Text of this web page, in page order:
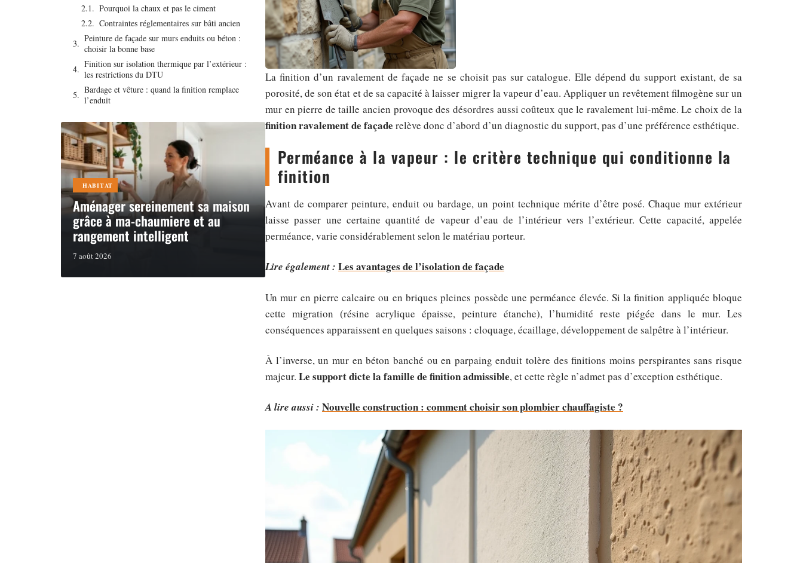
Pourquoi la chaux et pas le ciment
Contraintes réglementaires sur bâti ancien
Peinture de façade sur murs enduits ou béton :
choisir la bonne base
Finition sur isolation thermique par l’extérieur :
les restrictions du DTU
Bardage et vêture : quand la finition remplace
l’enduit
HABITAT
Aménager sereinement sa maison
grâce à ma-chaumiere et au
rangement intelligent
7 août 2026
La finition d’un ravalement de façade ne se choisit pas sur catalogue. Elle dépend du support existant, de sa
porosité, de son état et de sa capacité à laisser migrer la vapeur d’eau. Appliquer un revêtement filmogène sur un
mur en pierre de taille ancien provoque des désordres aussi coûteux que le ravalement lui-même. Le choix de la
finition ravalement de façade relève donc d’abord d’un diagnostic du support, pas d’une préférence esthétique.
Perméance à la vapeur : le critère technique qui conditionne la
finition
Avant de comparer peinture, enduit ou bardage, un point technique mérite d’être posé. Chaque mur extérieur
laisse passer une certaine quantité de vapeur d’eau de l’intérieur vers l’extérieur. Cette capacité, appelée
perméance, varie considérablement selon le matériau porteur.
Lire également : Les avantages de l’isolation de façade
Un mur en pierre calcaire ou en briques pleines possède une perméance élevée. Si la finition appliquée bloque
cette migration (résine acrylique épaisse, peinture étanche), l’humidité reste piégée dans le mur. Les
conséquences apparaissent en quelques saisons : cloquage, écaillage, développement de salpêtre à l’intérieur.
À l’inverse, un mur en béton banché ou en parpaing enduit tolère des finitions moins perspirantes sans risque
majeur. Le support dicte la famille de finition admissible, et cette règle n’admet pas d’exception esthétique.
A lire aussi : Nouvelle construction : comment choisir son plombier chauffagiste ?